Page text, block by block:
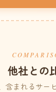
他社との
含まれるサー